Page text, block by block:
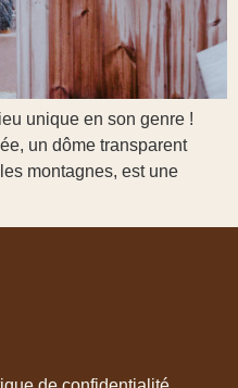
unique en son genre !
un dôme transparent
montagnes, est une